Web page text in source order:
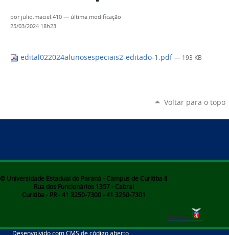
por julio.maciel.410 — última modificação
25/03/2024 18h23
edital022024alunosespeciais2-editado-1.pdf — 193 KB
Voltar para o topo
© Universidade Estadual do Paraná - Campus de Curitiba II
Rua dos Funcionários 1357 - Cabral
Curitiba - PR - 41 3250-7300 - 41 3250-7301
Desenvolvido com CMS de código aberto